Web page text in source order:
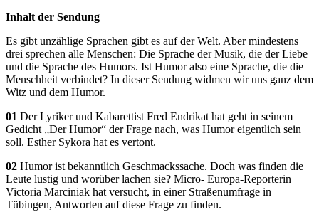
Inhalt der Sendung
Es gibt unzählige Sprachen gibt es auf der Welt. Aber mindestens
drei sprechen alle Menschen: Die Sprache der Musik, die der Liebe
und die Sprache des Humors. Ist Humor also eine Sprache, die die
Menschheit verbindet? In dieser Sendung widmen wir uns ganz dem
Witz und dem Humor.
01 Der Lyriker und Kabarettist Fred Endrikat hat geht in seinem
Gedicht „Der Humor“ der Frage nach, was Humor eigentlich sein
soll. Esther Sykora hat es vertont.
02 Humor ist bekanntlich Geschmackssache. Doch was finden die
Leute lustig und worüber lachen sie? Micro- Europa-Reporterin
Victoria Marciniak hat versucht, in einer Straßenumfrage in
Tübingen, Antworten auf diese Frage zu finden.